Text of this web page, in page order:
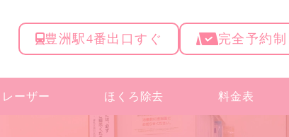
豊洲駅4番出口すぐ 完全予約制
ーザー ほくろ除去 料金表